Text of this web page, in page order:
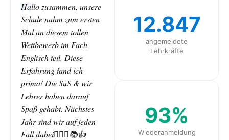
Hallo zusammen, unsere
Schule nahm zum ersten
Mal an diesem tollen
Wettbewerb im Fach
Englisch teil. Diese
Erfahrung fand ich
prima! Die SuS & wir
Lehrer haben darauf
Spaß gehabt. Nächstes
Jahr sind wir auf jeden
Fall dabei🙋🏻‍♀️📚👍
12.847
angemeldete
Lehrkräfte
93%
Wiederanmeldung